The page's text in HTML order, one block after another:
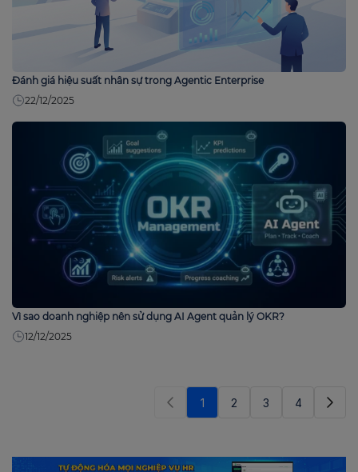
Đánh giá hiệu suất nhân sự trong Agentic Enterprise
22/12/2025
Vì sao doanh nghiệp nên sử dụng AI Agent quản lý OKR?
12/12/2025
1 2 3 4